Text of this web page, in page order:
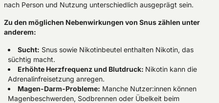
nach Person und Nutzung unterschiedlich ausgeprägt sein.
Zu den möglichen Nebenwirkungen von Snus zählen unter
anderem:
Sucht: Snus sowie Nikotinbeutel enthalten Nikotin, das
süchtig macht.
Erhöhte Herzfrequenz und Blutdruck: Nikotin kann die
Adrenalinfreisetzung anregen.
Magen-Darm-Probleme: Manche Nutzer:innen können
Magenbeschwerden, Sodbrennen oder Übelkeit beim